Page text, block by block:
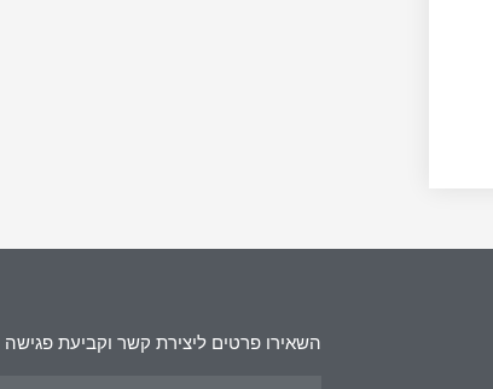
השאירו פרטים ליצירת קשר וקביעת פגישה